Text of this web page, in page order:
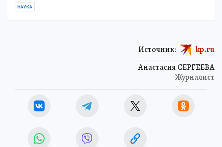
НАУКА
Анастасия СЕРГЕЕВА
Журналист
Источник: kp.ru